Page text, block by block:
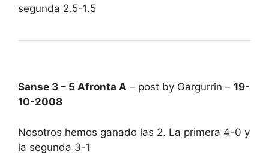
segunda 2.5-1.5
Sanse 3 – 5 Afronta A – post by Gargurrin – 19-
10-2008
Nosotros hemos ganado las 2. La primera 4-0 y
la segunda 3-1